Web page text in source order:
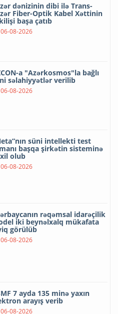
dənizinin dibi ilə Trans-
Fiber-Optik Kabel Xəttinin
başa çatıb
06-08-2026
a "Azərkosmos"la bağlı
səlahiyyətlər verilib
06-08-2026
süni intellekti test
başqa şirkətin sisteminə
olub
06-08-2026
rəqəmsal idarəçilik
iki beynəlxalq mükafata
görülüb
06-08-2026
7 ayda 135 minə yaxın
arayış verib
06-08-2026